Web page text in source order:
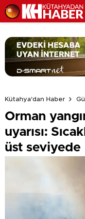
Kütahya'dan Haber
Orman
uyarısı:
üst seviyede